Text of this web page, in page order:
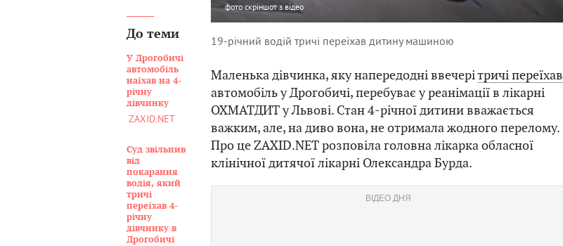
До теми
У Дрогобичі
автомобіль
наїхав на 4-
річну
дівчинку
ZAXID.NET
Суд звільнив
від
покарання
водія, який
тричі
переїхав 4-
річну
дівчинку в
Дрогобичі
фото скріншот з відео
19-річний водій тричі переїхав дитину машиною
Маленька дівчинка, яку напередодні ввечерітричі переїхав
автомобіль у Дрогобичі, перебуває у реанімації в лікарні
ОХМАТДИТу Львові. Стан 4-річної дитини вважається
важким, але, на диво вона, не отримала жодного перелому.
Про це ZAXID.NET розповіла головна лікарка обласної
клінічної дитячої лікарні Олександра Бурда.
ВІДЕО ДНЯ